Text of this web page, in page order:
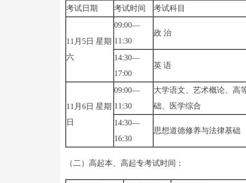
考试日期 考试时间 考试科目
11月5日 星期
六
09:00—
11:30
政 治
14:30—
17:00
英 语
11月6日 星期
日
09:00—
11:30
大学语文、艺术概论、高
础、医学综合
14:30—
16:30
思想道德修养与法律基础
（二）高起本、高起专考试时间：